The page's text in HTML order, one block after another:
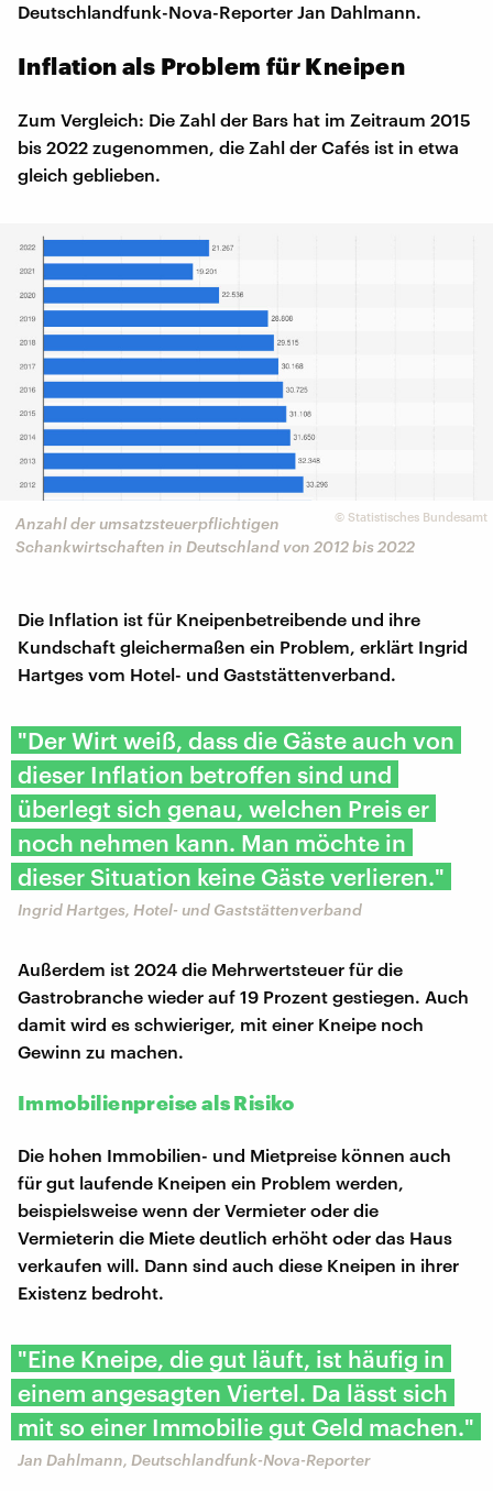
Deutschlandfunk-Nova-Reporter Jan Dahlmann.
Inflation als Problem für Kneipen
Zum Vergleich: Die Zahl der Bars hat im Zeitraum 2015
bis 2022 zugenommen, die Zahl der Cafés ist in etwa
gleich geblieben.
© Statistisches Bundesamt
Anzahl der umsatzsteuerpflichtigen
Schankwirtschaften in Deutschland von 2012 bis 2022
Die Inflation ist für Kneipenbetreibende und ihre
Kundschaft gleichermaßen ein Problem, erklärt Ingrid
Hartges vom Hotel- und Gaststättenverband.
"Der Wirt weiß, dass die Gäste auch von
dieser Inflation betroffen sind und
überlegt sich genau, welchen Preis er
noch nehmen kann. Man möchte in
dieser Situation keine Gäste verlieren."
Ingrid Hartges, Hotel- und Gaststättenverband
Außerdem ist 2024 die Mehrwertsteuer für die
Gastrobranche wieder auf 19 Prozent gestiegen. Auch
damit wird es schwieriger, mit einer Kneipe noch
Gewinn zu machen.
Immobilienpreise als Risiko
Die hohen Immobilien- und Mietpreise können auch
für gut laufende Kneipen ein Problem werden,
beispielsweise wenn der Vermieter oder die
Vermieterin die Miete deutlich erhöht oder das Haus
verkaufen will. Dann sind auch diese Kneipen in ihrer
Existenz bedroht.
"Eine Kneipe, die gut läuft, ist häufig in
einem angesagten Viertel. Da lässt sich
mit so einer Immobilie gut Geld machen."
Jan Dahlmann, Deutschlandfunk-Nova-Reporter